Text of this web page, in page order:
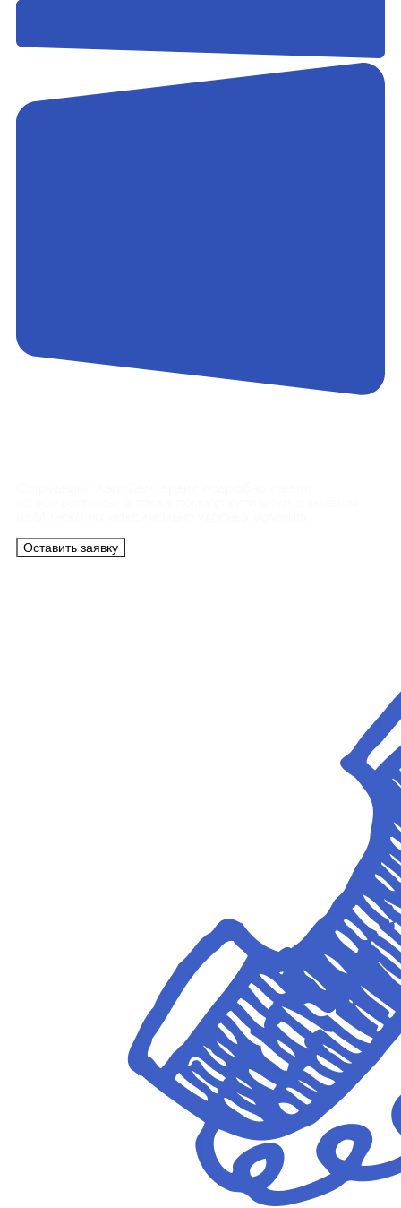
Оставить заявку